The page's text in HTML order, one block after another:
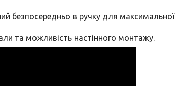
безпосередньо в ручку для максимальної
та можливість настінного монтажу.